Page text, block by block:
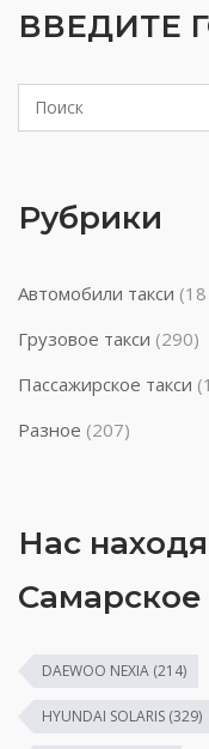
ВВЕДИТЕ
Рубрики
Автомобили такси
Грузовое такси (290)
Пассажирское такси
Разное (207)
Нас
Самарское
DAEWOO NEXIA (214)
HYUNDAI SOLARIS (329)